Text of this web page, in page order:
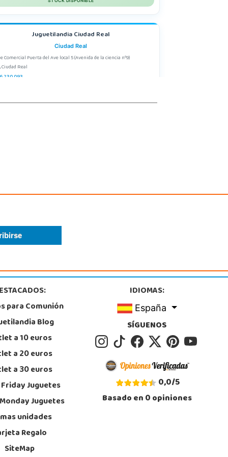
Juguetilandia Ciudad Real
Ciudad Real
Comercial Puerta del Ave local 5 (Avenida de la ciencia nº9)
Ciudad Real
230 093
POCAS UNIDADES
Juguetilandia Guadalajara
Guadalajara
Tienda
Juguetilandia Lugo
Termas, Av. Infanta Elena 213, Antiguo Muelle Eroski
257 294
Tienda
STOCK DISPONIBLE
para Comunión
Blog
a 10 euros
a 20 euros
a 30 euros
Juguetes
Juguetes
unidades
Regalo
SiteMap
IDIOMAS:
España
SÍGUENOS
0,0/5
Basado en0opiniones